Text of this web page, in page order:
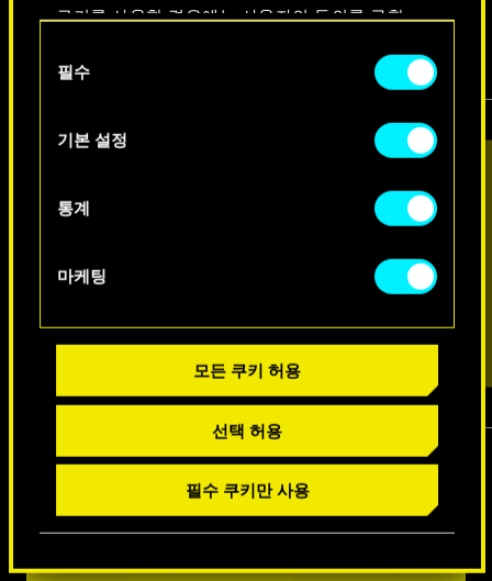
쿠키를 사용할 경우에는 사용자의 동의를 구할
쿠키 사용에 관한 세부 사항이나 관련 설정은
아래의 "Settings" 메뉴에서 확인할 수 있습니다.
필수
기본 설정
통계
마케팅
모든 쿠키 허용
선택 허용
필수 쿠키만 사용
비디오 스크린샷 콘셉트 아트
1/7